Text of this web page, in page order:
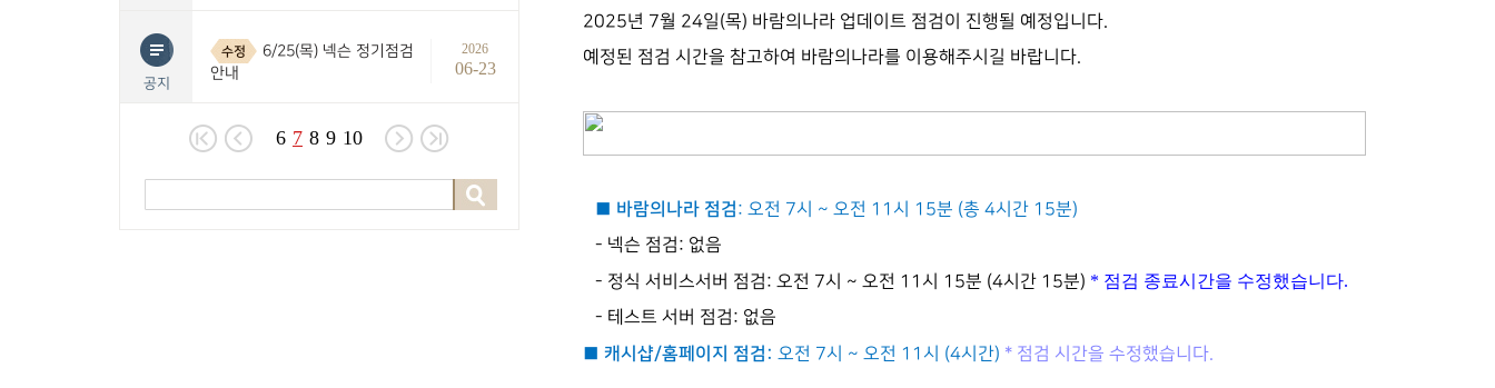
공지
수정
6/25(목) 넥슨 정기점검
안내
2026
06-23
6 7 8 9 10
2025년 7월 24일(목) 바람의나라 업데이트 점검이 진행될 예정입니다.
예정된 점검 시간을 참고하여 바람의나라를 이용해주시길 바랍니다.
■ 바람의나라 점검: 오전 7시 ~ 오전 11 시 15분 (총 4시간 15분)
- 넥슨 점검: 없음
- 정식 서비스서버 점검: 오전 7시 ~ 오전 11시 15분 (4시간 15분) * 점검 종료시간을 수정했습니다.
- 테스트 서버 점검: 없음
■ 캐시샵/홈페이지 점검 : 오전 7시 ~ 오전 11시 (4시간) * 점검 시간을 수정했습니다.